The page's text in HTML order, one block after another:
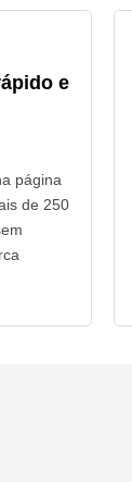
e
página
de 250